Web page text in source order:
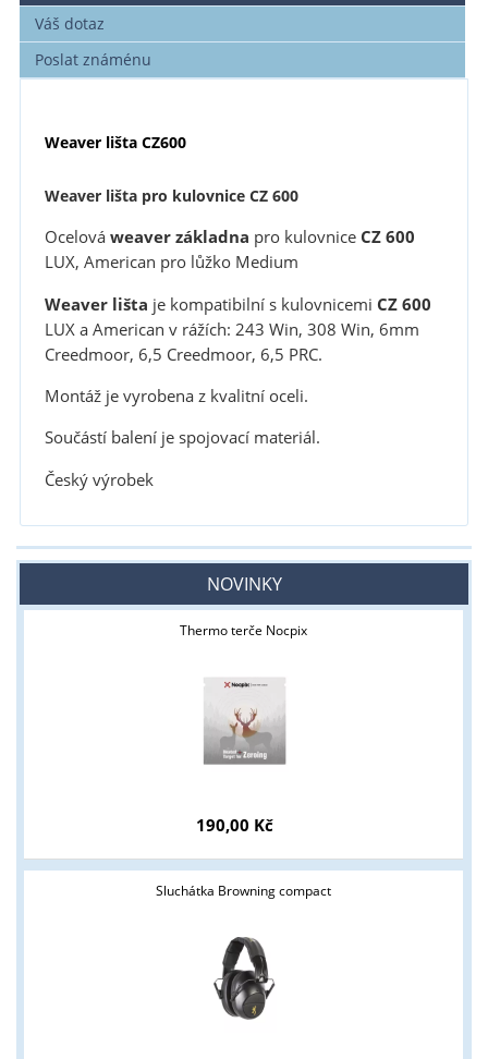
Váš dotaz
Poslat známénu
Weaver lišta CZ600
Weaver lišta pro kulovnice CZ 600
Ocelováweaver základna pro kulovnice CZ 600
LUX, American pro lůžko Medium
Weaver lišta je kompatibilní s kulovnicemi CZ 600
LUX a American v rážích: 243 Win, 308 Win, 6mm
Creedmoor, 6,5 Creedmoor, 6,5 PRC.
Montáž je vyrobena z kvalitní oceli.
Součástí balení je spojovací materiál.
Český výrobek
NOVINKY
Thermo terče Nocpix
190,00 Kč
Sluchátka Browning compact